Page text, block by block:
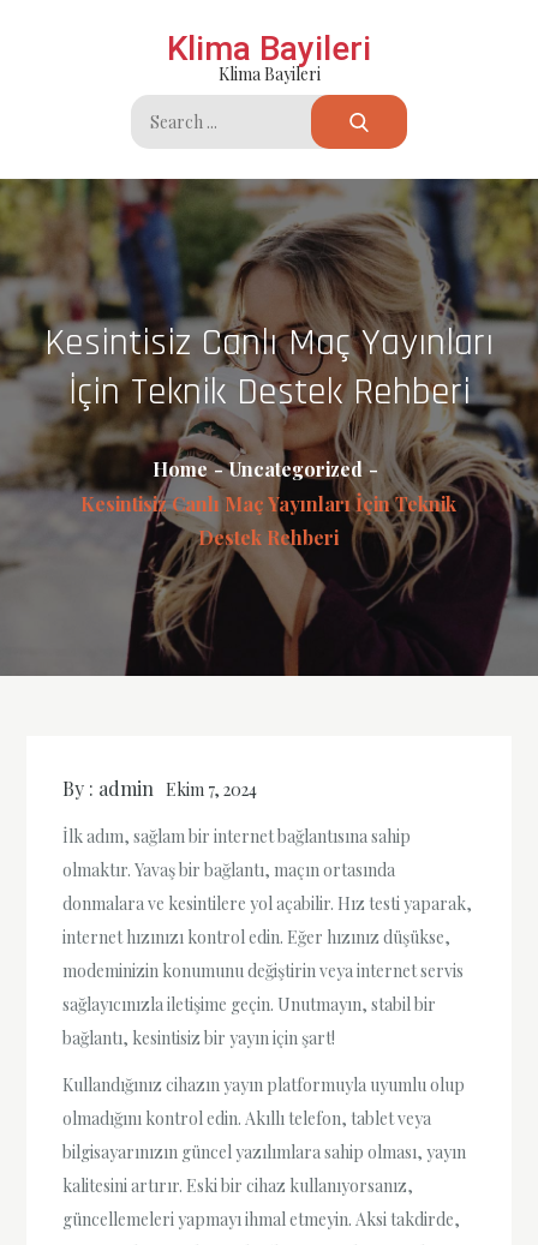
Klima Bayileri
Klima Bayileri
Search
for:
Kesintisiz Canlı Maç Yayınları
İçin Teknik Destek Rehberi
Home
Uncategorized
Kesintisiz Canlı Maç Yayınları İçin Teknik
Destek Rehberi
By : admin Ekim 7, 2024
İlk adım, sağlam bir internet bağlantısına sahip
olmaktır. Yavaş bir bağlantı, maçın ortasında
donmalara ve kesintilere yol açabilir. Hız testi yaparak,
internet hızınızı kontrol edin. Eğer hızınız düşükse,
modeminizin konumunu değiştirin veya internet servis
sağlayıcınızla iletişime geçin. Unutmayın, stabil bir
bağlantı, kesintisiz bir yayın için şart!
Kullandığınız cihazın yayın platformuyla uyumlu olup
olmadığını kontrol edin. Akıllı telefon, tablet veya
bilgisayarınızın güncel yazılımlara sahip olması, yayın
kalitesini artırır. Eski bir cihaz kullanıyorsanız,
güncellemeleri yapmayı ihmal etmeyin. Aksi takdirde,